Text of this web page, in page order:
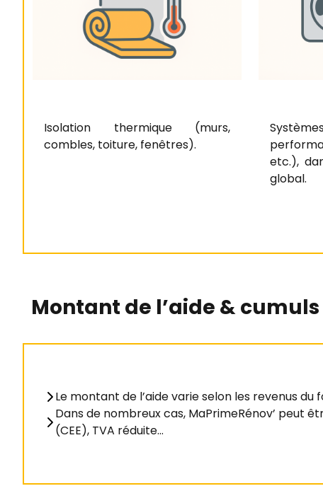
Isolation thermique (murs,
combles, toiture, fenêtres).
etc.),
global.
Montant de l’aide &
Le montant de l’aide varie selon les revenus
Dans de nombreux cas, MaPrimeRénov’ peut
(CEE), TVA réduite…